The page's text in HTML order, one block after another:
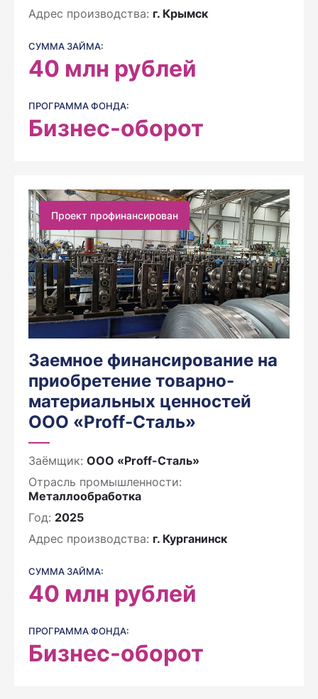
Адрес производства: г. Крымск
СУММА ЗАЙМА:
40 млн рублей
ПРОГРАММА ФОНДА:
Бизнес-оборот
Проект профинансирован
Заемное финансирование на
приобретение товарно-
материальных ценностей
ООО «Proff-Сталь»
Заёмщик: ООО «Proff-Сталь»
Отрасль промышленности:
Металлообработка
Год: 2025
Адрес производства: г. Курганинск
СУММА ЗАЙМА:
40 млн рублей
ПРОГРАММА ФОНДА:
Бизнес-оборот